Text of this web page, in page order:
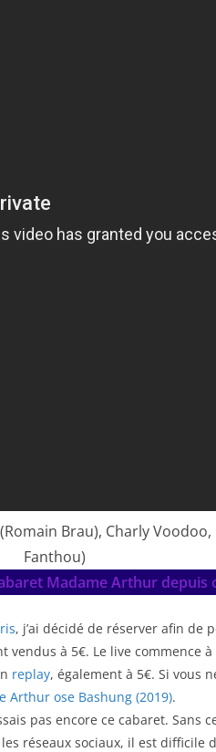
Brau), Charly
Fanthou)
Madame Arthur depuis
, j’ai décidé de réserver afin de
vendus à 5€. Le live commence
replay, également à 5€. Si vous
Arthur ose Bashung (2019).
pas encore ce cabaret. Sans
réseaux sociaux, il est difficile